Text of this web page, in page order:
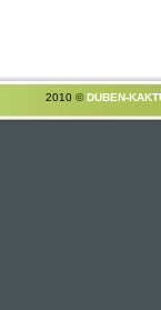
2010 ©DUBEN-